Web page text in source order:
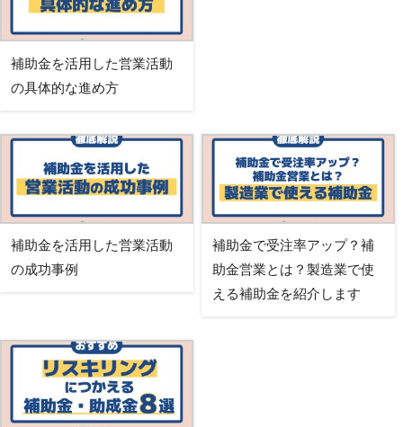
補助金を活用した営業活動
の具体的な進め方
補助金を活用した営業活動
の成功事例
補助金で受注率アップ？補
助金営業とは？製造業で使
える補助金を紹介します